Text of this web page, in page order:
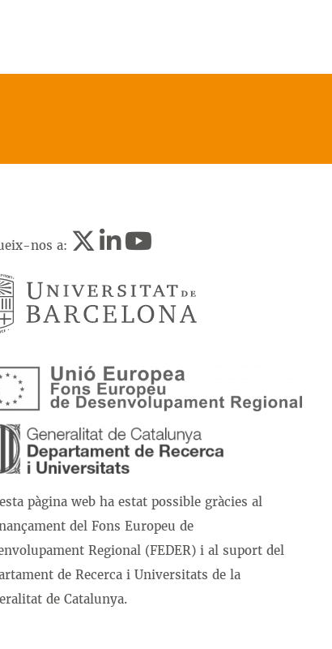
nos a:
pàgina web ha estat possible gràcies al
del Fons Europeu de
Regional (FEDER) i al suport del
de Recerca i Universitats de la
de Catalunya.